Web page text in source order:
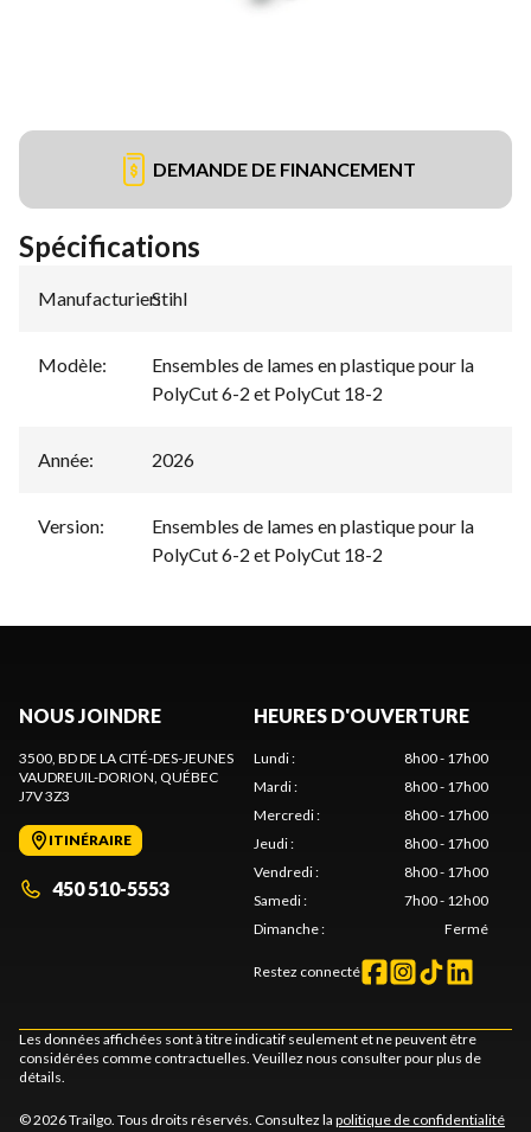
DEMANDE DE FINANCEMENT
Spécifications
Manufacturier:
Stihl
Modèle:
Ensembles de lames en plastique pour la
PolyCut 6-2 et PolyCut 18-2
Année: 2026
Version:
Ensembles de lames en plastique pour la
PolyCut 6-2 et PolyCut 18-2
NOUS JOINDRE
3500, BD DE LA CITÉ-DES-JEUNES
VAUDREUIL-DORION, QUÉBEC
J7V 3Z3
ITINÉRAIRE
450 510-5553
HEURES D'OUVERTURE
Lundi:
8h00 - 17h00
Mardi:
8h00 - 17h00
Mercredi:
8h00 - 17h00
Jeudi:
8h00 - 17h00
Vendredi:
8h00 - 17h00
Samedi:
7h00 - 12h00
Dimanche: Fermé
Restez connecté
Les données affichées sont à titre indicatif seulement et ne peuvent être
considérées comme contractuelles. Veuillez nous consulter pour plus de
détails.
© 2026 Trailgo. Tous droits réservés. Consultez la politique de confidentialité